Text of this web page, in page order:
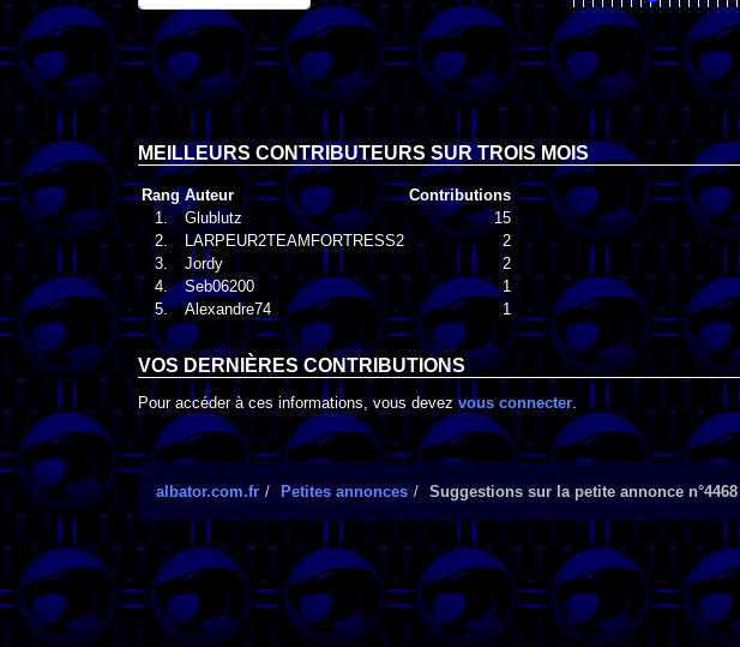
MEILLEURS CONTRIBUTEURS SUR TROIS MOIS
Rang Auteur
Contributions
1.
Glublutz
15
2.
LARPEUR2TEAMFORTRESS2
2
3.
Jordy
2
4.
Seb06200
1
5.
Alexandre74 1
VOS DERNIÈRES CONTRIBUTIONS
Pour accéder à ces informations, vous devezvous connecter.
albator.com.fr Petites annonces Suggestions sur la petite annonce